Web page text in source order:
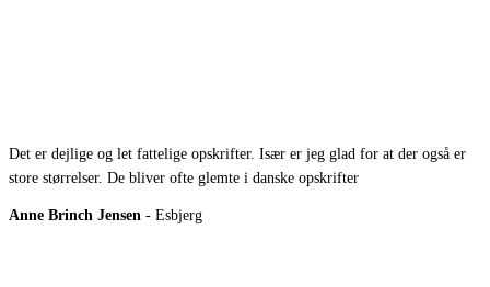
Det er dejlige og let fattelige opskrifter. Især er jeg glad for at der også er
store størrelser. De bliver ofte glemte i danske opskrifter
Anne Brinch Jensen - Esbjerg